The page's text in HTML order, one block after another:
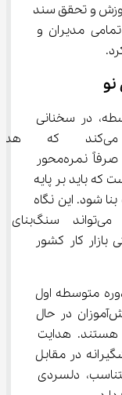
آموزش و تحقق سند
برشمرد و از تلاش‌های تمامی مدیران و
نو
در سخنانی
دقیق و چندلایه، تأکید
دانش‌آموزان نباید یک انتخاب اتفاقی یا صرفاً نمره‌محور
که باید بر پایه
شود. این نگاه
چندبعدی، اگر درست اجرا شود، می‌تواند سنگ‌بنای
بازار کار کشور
متوسطه اول
تأکید می‌کند، یعنی دقیقاً زمانی که دانش‌آموزان در حال
هستند. هدایت
در مقابل
رشته‌های نامتناسب، دلسردی